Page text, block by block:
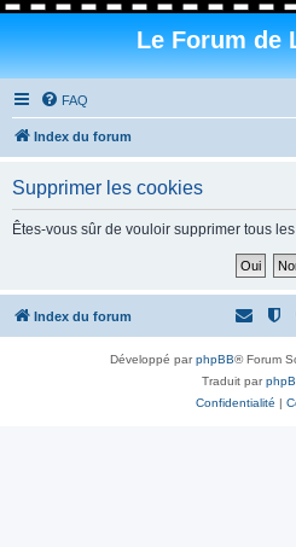
Le Forum de
FAQ
Index du forum
Supprimer les cookies
Êtes-vous sûr de vouloir supprimer tous
Index du forum
Développé parphpBB® Forum
Traduit par
Confidentialité |